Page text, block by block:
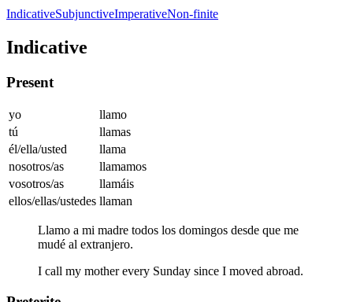
IndicativeSubjunctiveImperativeNon-finite
Indicative
Present
yo
llamo
tú
llamas
él/ella/usted
llama
nosotros/as
llamamos
vosotros/as
llamáis
ellos/ellas/ustedes llaman
Llamo a mi madre todos los domingos desde que me
mudé al extranjero.
I call my mother every Sunday since I moved abroad.